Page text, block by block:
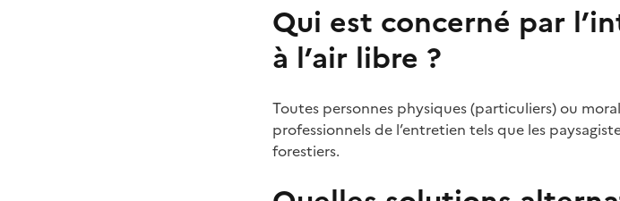
Qui est concerné par
à l’air libre ?
Toutes personnes physiques (particuliers) ou
professionnels de l’entretien tels que les
forestiers.